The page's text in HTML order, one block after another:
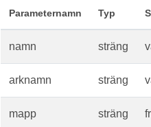
Parameternamn Typ
namn sträng
arknamn sträng
mapp sträng